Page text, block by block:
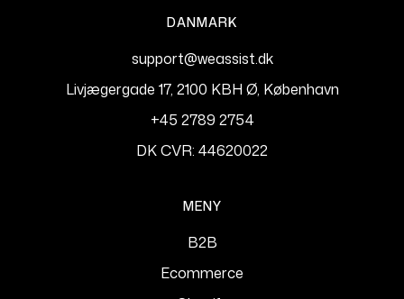
DANMARK
support@weassist.dk
Livjægergade 17, 2100 KBH Ø, København
+45 2789 2754
DK CVR: 44620022
MENY
B2B
Ecommerce